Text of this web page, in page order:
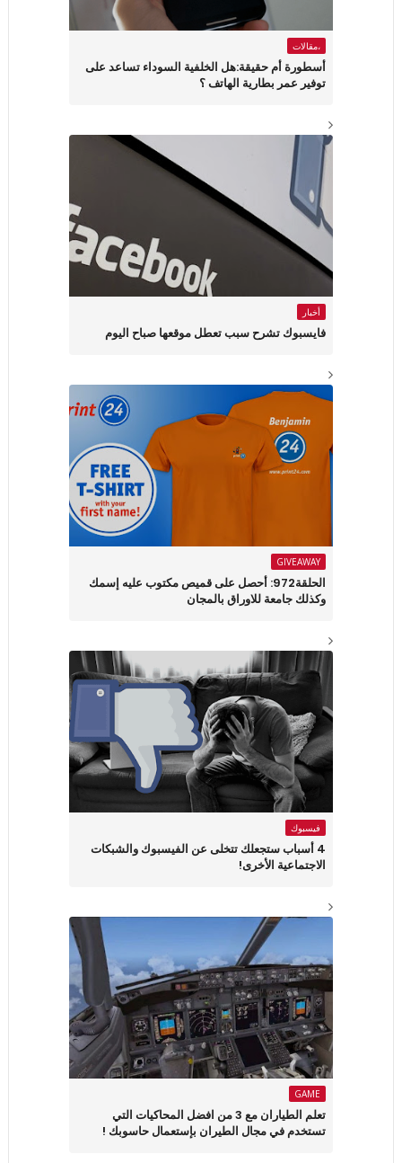
،مقالات
أسطورة أم حقيقة:هل الخلفية السوداء تساعد على
توفير عمر بطارية الهاتف ؟
أخبار
فايسبوك تشرح سبب تعطل موقعها صباح اليوم
GIVEAWAY
الحلقة972: أحصل على قميص مكتوب عليه إسمك
وكذلك جامعة للاوراق بالمجان
فيسبوك
4 أسباب ستجعلك تتخلى عن الفيسبوك والشبكات
الاجتماعية الأخرى!
GAME
تعلم الطياران مع 3 من افضل المحاكيات التي
تستخدم في مجال الطيران بإستعمال حاسوبك !